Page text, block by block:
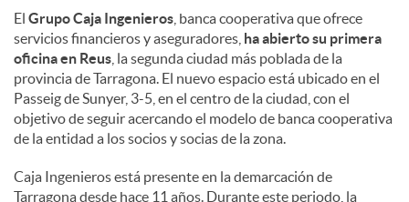
El Grupo Caja Ingenieros , banca cooperativa que ofrece
servicios financieros y aseguradores, ha abierto su primera
oficina en Reus , la segunda ciudad más poblada de la
provincia de Tarragona. El nuevo espacio está ubicado en el
Passeig de Sunyer, 3-5, en el centro de la ciudad, con el
objetivo de seguir acercando el modelo de banca cooperativa
de la entidad a los socios y socias de la zona.
Caja Ingenieros está presente en la demarcación de
Tarragona desde hace 11 años. Durante este periodo, la